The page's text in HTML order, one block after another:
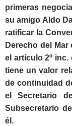
primeras
su amigo Aldo
ratificar la
Derecho del
el artículo 2º inc.
tiene un valor
de continuidad
el Secretario
Subsecretario
él.